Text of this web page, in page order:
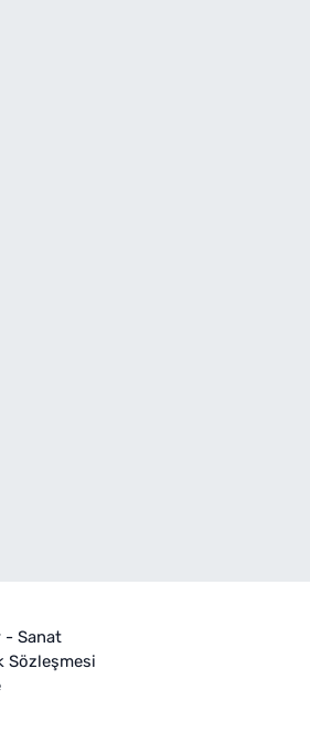
- Sanat
Sözleşmesi